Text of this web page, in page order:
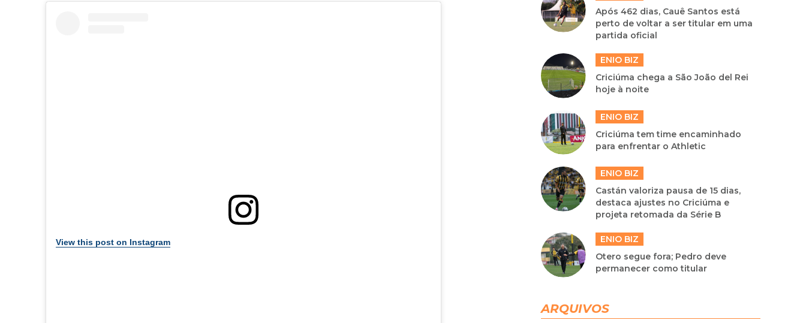
View this post on Instagram
Após 462 dias, Cauê Santos está
perto de voltar a ser titular em uma
partida oficial
ENIO BIZ
Criciúma chega a São João del Rei
hoje à noite
ENIO BIZ
Criciúma tem time encaminhado
para enfrentar o Athletic
ENIO BIZ
Castán valoriza pausa de 15 dias,
destaca ajustes no Criciúma e
projeta retomada da Série B
ENIO BIZ
Otero segue fora; Pedro deve
permanecer como titular
ARQUIVOS